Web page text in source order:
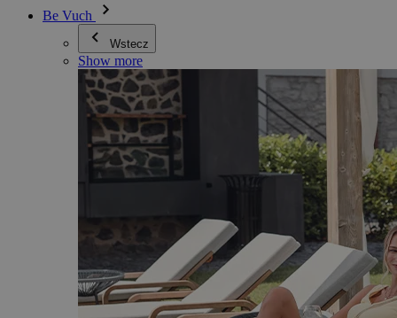
Be Vuch
Wstecz
Show more